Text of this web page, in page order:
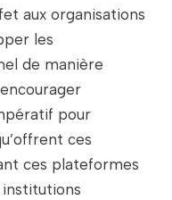
aux organisations
les
de manière
pour
ces
ces plateformes